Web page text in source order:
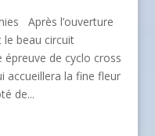
Après l’ouverture
le beau circuit
épreuve de cyclo cross
accueillera la fine fleur
de...